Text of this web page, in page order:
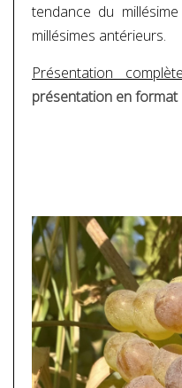
tendance du
millésimes antérieurs.
Présentation
présentation en format